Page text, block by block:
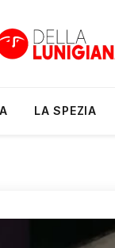
LA SPEZIA